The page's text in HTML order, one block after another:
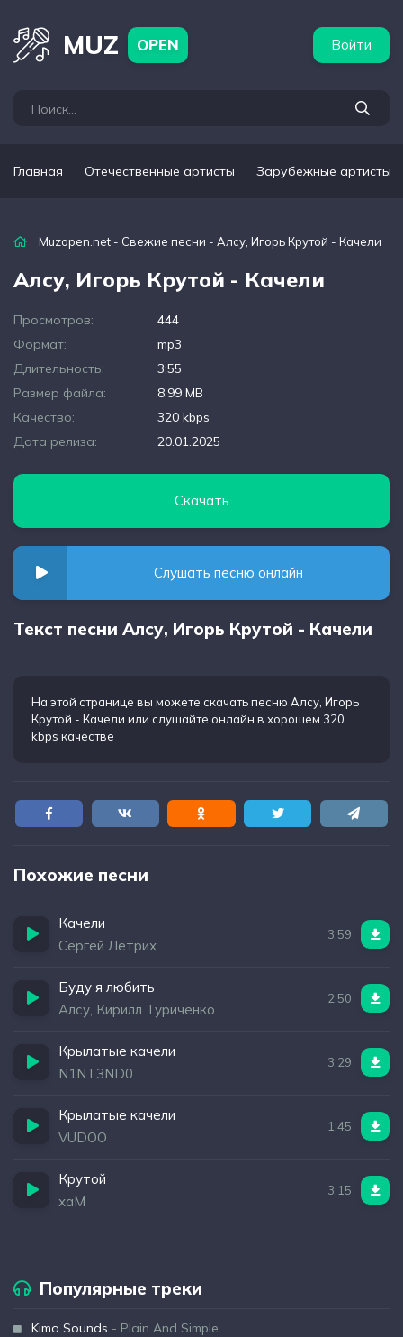
MUZ OPEN Войти
Главная Отечественные артисты Зарубежные артисты
Muzopen.net - Свежие песни - Алсу, Игорь Крутой - Качели
Алсу, Игорь Крутой - Качели
Просмотров:
444
Формат:
mp3
Длительность:
3:55
Размер файла:
8.99 MB
Качество:
320 kbps
Дата релиза:
20.01.2025
Скачать
Слушать песню онлайн
Текст песни Алсу, Игорь Крутой - Качели
На этой странице вы можете скачать песню Алсу, Игорь
Крутой - Качели или слушайте онлайн в хорошем 320
kbps качестве
Похожие песни
Качели
Сергей Летрих
3:59
Буду я любить
Алсу, Кирилл Туриченко
2:50
Крылатые качели
N1NT3ND0
3:29
Крылатые качели
VUDOO
1:45
Крутой
хаМ
3:15
Популярные треки
Kimo Sounds - Plain And Simple
артисты Популярные подборки